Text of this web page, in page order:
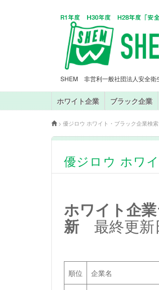
SHEM 非営利一般社団法人安全衛
ホワイト企業 ブラック企業
> 優ジロウ ホワイト・ブラック企業検索
優ジロウ ホワ
ホワイト企
新 最終更新
順位 企業名